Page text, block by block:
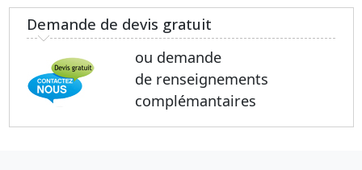
Demande de devis gratuit
ou demande
de renseignements
complémantaires